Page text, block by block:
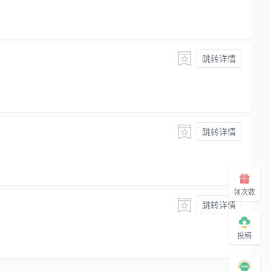
跳转详情
跳转详情
跳转详情
领次数
投稿